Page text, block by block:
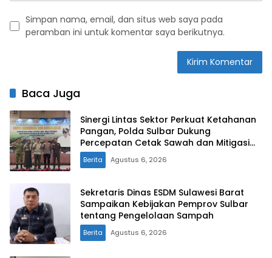
Simpan nama, email, dan situs web saya pada
peramban ini untuk komentar saya berikutnya.
Baca Juga
Sinergi Lintas Sektor Perkuat Ketahanan
Pangan, Polda Sulbar Dukung
Percepatan Cetak Sawah dan Mitigasi
Kekeringan
Berita Agustus 6, 2026
Sekretaris Dinas ESDM Sulawesi Barat
Sampaikan Kebijakan Pemprov Sulbar
Berita Agustus 6, 2026